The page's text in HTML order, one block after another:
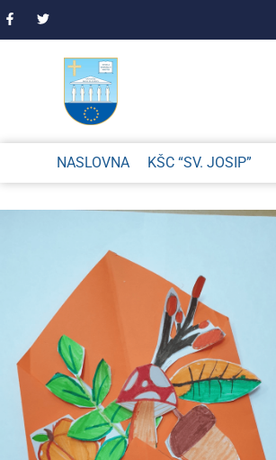
NASLOVNA KŠC “SV. JOSIP”